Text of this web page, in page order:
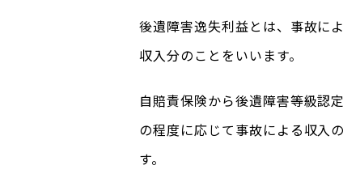
後遺障害逸失利益とは、事故に
収入分のことをいいます。
自賠責保険から後遺障害等級認
の程度に応じて事故による収入
す。